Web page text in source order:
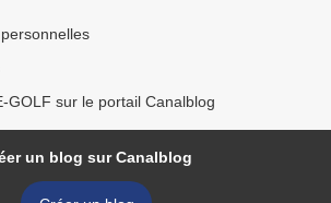
GOLF sur le portail Canalblog
un blog sur Canalblog